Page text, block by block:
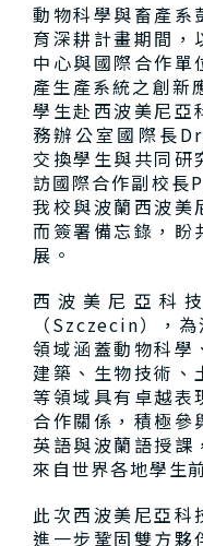
動物科學與畜產系
育深耕計畫期間，
中心與國際合作單
產生產系統之創新
學生赴西波美尼亞
務辦公室國際長
交換學生與共同研
訪國際合作副校
我校與波蘭西波美
而簽署備忘錄，盼
展。
西波美尼亞科
（Szczecin），
領域涵蓋動物科學
建築、生物技術、
等領域具有卓越表
合作關係，積極參
英語與波蘭語授課
來自世界各地學生
此次西波美尼亞科
進一步鞏固雙方夥